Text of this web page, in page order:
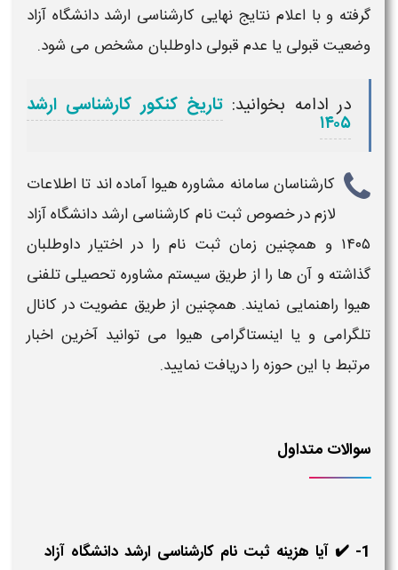
گرفته و با اعلام نتایج نهایی کارشناسی ارشد دانشگاه آزاد
وضعیت قبولی یا عدم قبولی داوطلبان مشخص می شود.
در ادامه بخوانید: تاریخ کنکور کارشناسی ارشد
۱۴۰۵
کارشناسان سامانه مشاوره هیوا آماده اند تا اطلاعات
لازم در خصوصثبت نام کارشناسی ارشد دانشگاه آزاد
۱۴۰۵ و همچنین زمان ثبت نامرا در اختیار داوطلبان
گذاشته و آن ها را از طریق سیستم مشاوره تحصیلی تلفنی
هیوا راهنمایی نمایند. همچنین از طریق عضویت در کانال
تلگرامی و یا اینستاگرامی هیوا می توانید آخرین اخبار
مرتبط با این حوزه را دریافت نمایید.
سوالات متداول
1- ✔️ آیا هزینه ثبت نام کارشناسی ارشد دانشگاه آزاد